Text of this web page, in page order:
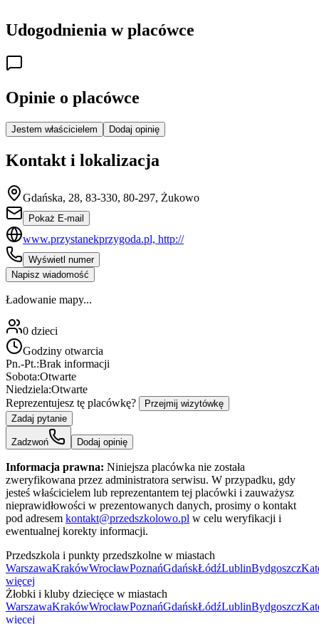
Udogodnienia w placówce
Opinie o placówce
Jestem właścicielem Dodaj opinię
Kontakt i lokalizacja
Gdańska, 28, 83-330, 80-297, Żukowo
Pokaż E-mail
www.przystanekprzygoda.pl, http://
Wyświetl numer
Napisz wiadomość
Ładowanie mapy...
0 dzieci
Godziny otwarcia
Pn.-Pt.:Brak informacji
Sobota:Otwarte
Niedziela:Otwarte
Reprezentujesz tę placówkę?
Przejmij wizytówkę
Zadaj pytanie
Zadzwoń Dodaj opinię
Informacja prawna: Niniejsza placówka nie została
zweryfikowana przez administratora serwisu. W przypadku, gdy
jesteś właścicielem lub reprezentantem tej placówki i zauważysz
nieprawidłowości w prezentowanych danych, prosimy o kontakt
pod adresem kontakt@przedszkolowo.pl w celu weryfikacji i
ewentualnej korekty informacji.
Przedszkola i punkty przedszkolne w miastach
WarszawaKrakówWrocławPoznańGdańskŁódźLublinBydgoszcz
więcej
Żłobki i kluby dziecięce w miastach
WarszawaKrakówWrocławPoznańGdańskŁódźLublinBydgoszcz
więcej